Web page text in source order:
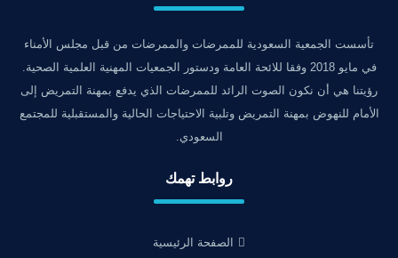
تأسست الجمعية السعودية للممرضات والممرضات من قبل مجلس الأمناء
في مايو 2018 وفقا للائحة العامة ودستور الجمعيات المهنية العلمية الصحية.
رؤيتنا هي أن نكون الصوت الرائد للممرضات الذي يدفع بمهنة التمريض إلى
الأمام للنهوض بمهنة التمريض وتلبية الاحتياجات الحالية والمستقبلية للمجتمع
السعودي.
روابط تهمك
الصفحة الرئيسية